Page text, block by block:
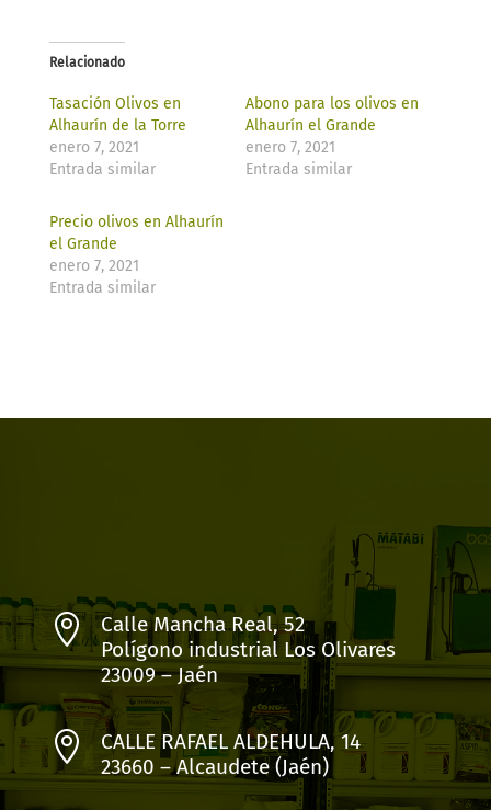
Relacionado
Tasación Olivos en
Alhaurín de la Torre
enero 7, 2021
Entrada similar
Abono para los olivos en
Alhaurín el Grande
enero 7, 2021
Entrada similar
Precio olivos en Alhaurín
el Grande
enero 7, 2021
Entrada similar

Calle Mancha Real, 52
Polígono industrial Los Olivares
23009 – Jaén

CALLE RAFAEL ALDEHULA, 14
23660 – Alcaudete (Jaén)